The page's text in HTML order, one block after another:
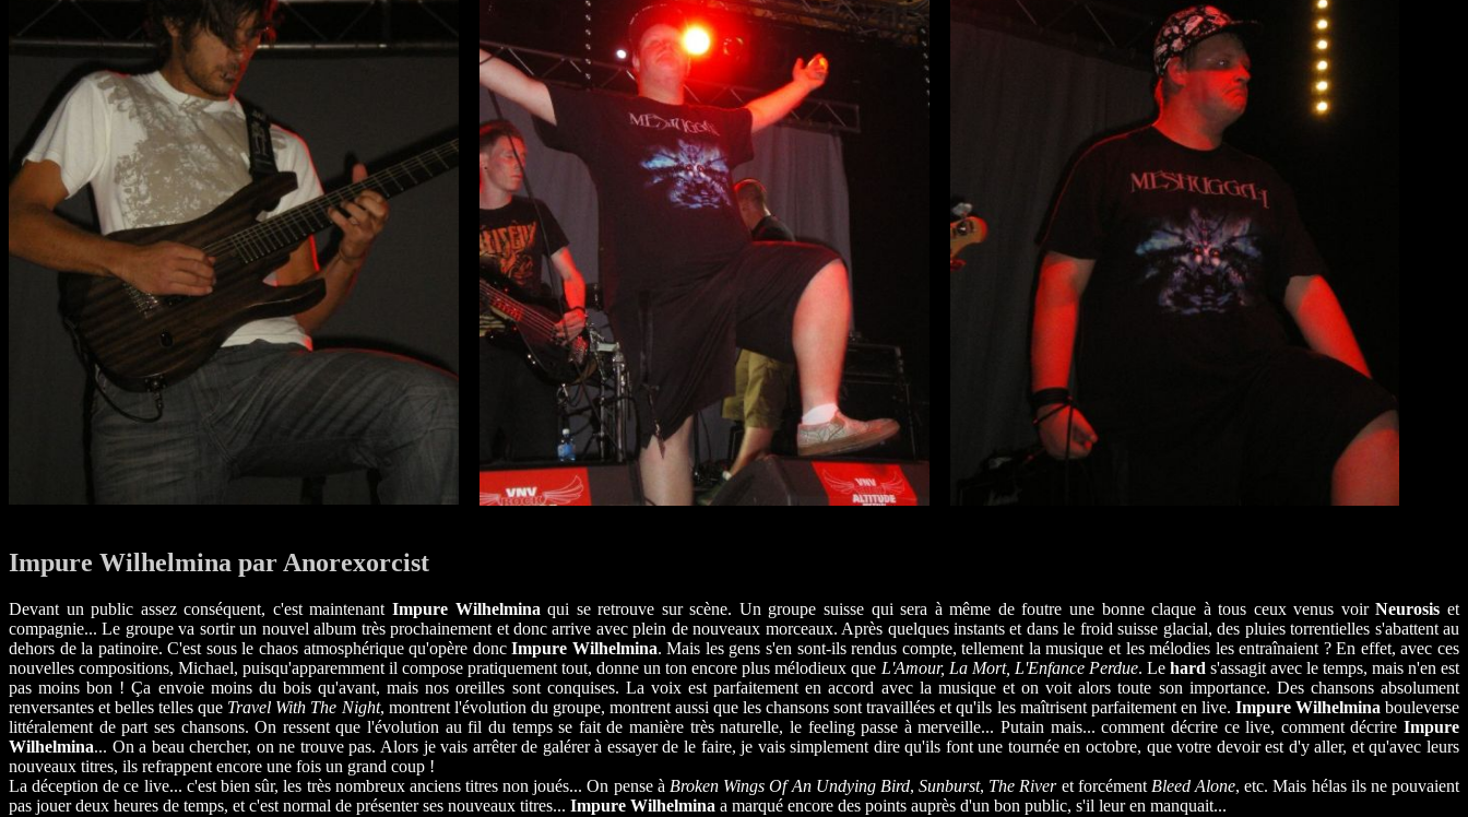
Impure Wilhelmina par Anorexorcist
Devant un public assez conséquent, c'est maintenant Impure Wilhelmina qui se retrouve sur scène. Un groupe suisse qui sera à même de foutre une bonne claque à tous ceux venus voirNeurosis et
compagnie... Le groupe va sortir un nouvel album très prochainement et donc arrive avec plein de nouveaux morceaux. Après quelques instants et dans le froid suisse glacial, des pluies torrentielles s'abattent au
dehors de la patinoire. C'est sous le chaos atmosphérique qu'opère doncImpure Wilhelmina. Mais les gens s'en sont-ils rendus compte, tellement la musique et les mélodies les entraînaient ? En effet, avec ces
nouvelles compositions, Michael, puisqu'apparemment il compose pratiquement tout, donne un ton encore plus mélodieux que L'Amour, La Mort, L'Enfance Perdue. Le hard s'assagit avec le temps, mais n'en est
pas moins bon ! Ça envoie moins du bois qu'avant, mais nos oreilles sont conquises. La voix est parfaitement en accord avec la musique et on voit alors toute son importance. Des chansons absolument
renversantes et belles telles que Travel With The Night, montrent l'évolution du groupe, montrent aussi que les chansons sont travaillées et qu'ils les maîtrisent parfaitement en live. Impure Wilhelmina bouleverse
littéralement de part ses chansons. On ressent que l'évolution au fil du temps se fait de manière très naturelle, le feeling passe à merveille... Putain mais... comment décrire ce live, comment décrire Impure
Wilhelmina... On a beau chercher, on ne trouve pas. Alors je vais arrêter de galérer à essayer de le faire, je vais simplement dire qu'ils font une tournée en octobre, que votre devoir est d'y aller, et qu'avec leurs
nouveaux titres, ils refrappent encore une fois un grand coup !
La déception de ce live... c'est bien sûr, les très nombreux anciens titres non joués... On pense à Broken Wings Of An Undying Bird,Sunburst, The Riveret forcément Bleed Alone, etc. Mais hélas ils ne pouvaient
pas jouer deux heures de temps, et c'est normal de présenter ses nouveaux titres... Impure Wilhelmina a marqué encore des points auprès d'un bon public, s'il leur en manquait...